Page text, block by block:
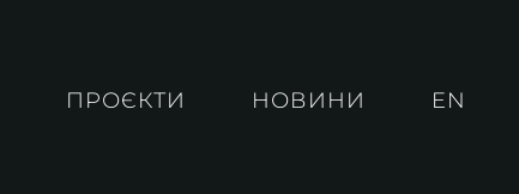
ПРОЄКТИ НОВИНИ EN